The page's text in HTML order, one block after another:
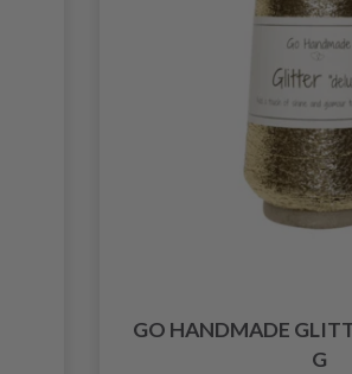
GO HANDMADE
G